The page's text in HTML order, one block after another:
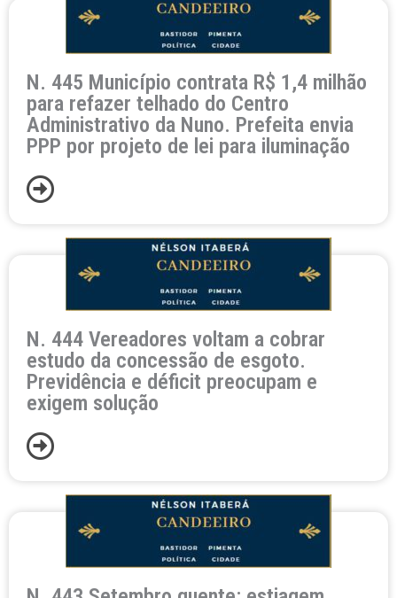
N. 445 Município contrata R$ 1,4 milhão
para refazer telhado do Centro
Administrativo da Nuno. Prefeita envia
PPP por projeto de lei para iluminação
N. 444 Vereadores voltam a cobrar
estudo da concessão de esgoto.
Previdência e déficit preocupam e
exigem solução